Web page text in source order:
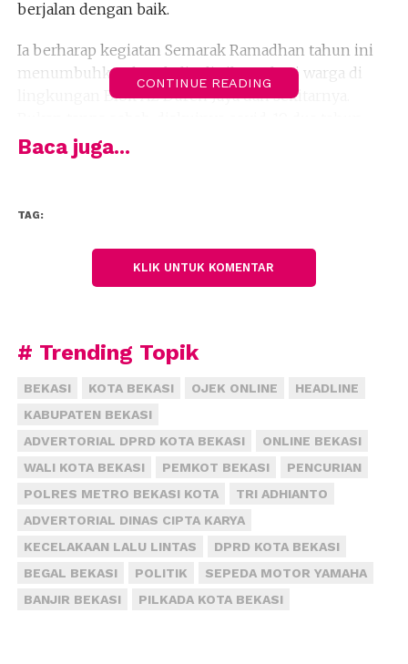
berjalan dengan baik.
Ia berharap kegiatan Semarak Ramadhan tahun ini
menumbuhkan kembali tali silaturahmi warga di
lingkungan Blok A2 Duren Jaya dan sekitarnya.
kebelakang membuat interaksi sempat terputus.
Taufiq tentunya dengan penerapan protokol
kesehatan yang ketat,” kata dia pada Minggu
adanya lomba dan santunan untuk anak-anak yatim
ini pada Ramadhan 1443 Hijriah. Semoga di masa
imbuh Ustad yang akrab disapa AA ini.
Sementara itu, Yoga selaku Ketua Pelaksana kegiatan
mengaku bersyukur pada Ramadhan 1443 Hijriah,
“Mensyukuri nikmat dari Allah SWT, tahun ini masih
CONTINUE READING
Baca juga...
TAG:
KLIK UNTUK KOMENTAR
# Trending Topik
BEKASI KOTA BEKASI OJEK ONLINE
HEADLINE
KABUPATEN BEKASI
ADVERTORIAL DPRD KOTA BEKASI
ONLINE BEKASI
WALI KOTA BEKASI
PEMKOT BEKASI
PENCURIAN
POLRES METRO BEKASI KOTA
TRI ADHIANTO
ADVERTORIAL DINAS CIPTA KARYA
KECELAKAAN LALU LINTAS
DPRD KOTA BEKASI
BEGAL BEKASI
POLITIK
SEPEDA MOTOR YAMAHA
BANJIR BEKASI
PILKADA KOTA BEKASI